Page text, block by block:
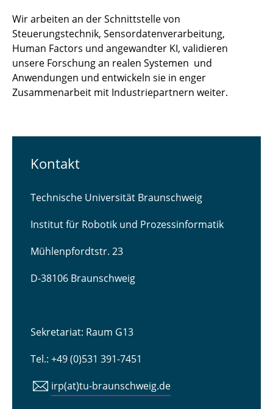
Wir arbeiten an der Schnittstelle von
Steuerungstechnik, Sensordatenverarbeitung,
Human Factors und angewandter KI, validieren
unsere Forschung an realen Systemen und
Anwendungen und entwickeln sie in enger
Zusammenarbeit mit Industriepartnern weiter.
Kontakt
Technische Universität Braunschweig
Institut für Robotik und Prozessinformatik
Mühlenpfordtstr. 23
D-38106 Braunschweig
Sekretariat: Raum G13
Tel.: +49 (0)531 391-7451
irp(at)tu-braunschweig.de